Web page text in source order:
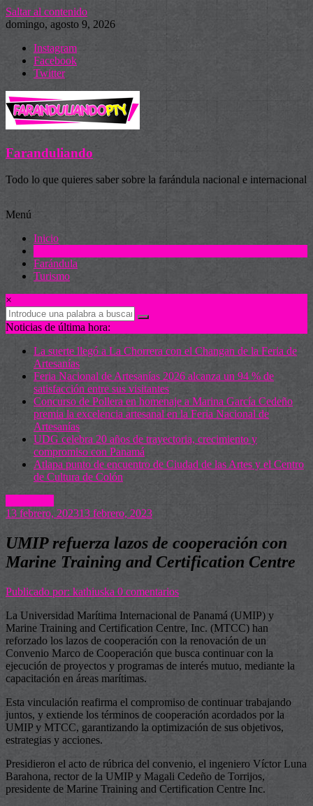
Saltar al contenido
domingo, agosto 9, 2026
Instagram
Facebook
Twitter
Faranduliando
Todo lo que quieres saber sobre la farándula nacional e internacional
Menú
Inicio
Farándula
Turismo
×
Noticias de última hora:
La suerte llegó a La Chorrera con el Changan de la Feria de
Artesanías
Feria Nacional de Artesanías 2026 alcanza un 94 % de
satisfacción entre sus visitantes
Concurso de Pollera en homenaje a Marina García Cedeño
premia la excelencia artesanal en la Feria Nacional de
Artesanías
UDG celebra 20 años de trayectoria, crecimiento y
compromiso con Panamá
Atlapa punto de encuentro de Ciudad de las Artes y el Centro
de Cultura de Colón
13 febrero, 202313 febrero, 2023
UMIP refuerza lazos de cooperación con
Marine Training and Certification Centre
Publicado por: kathiuska 0 comentarios
La Universidad Marítima Internacional de Panamá (UMIP) y
Marine Training and Certification Centre, Inc. (MTCC) han
reforzado los lazos de cooperación con la renovación de un
Convenio Marco de Cooperación que busca continuar con la
ejecución de proyectos y programas de interés mutuo, mediante la
capacitación en áreas marítimas.
Esta vinculación reafirma el compromiso de continuar trabajando
juntos, y extiende los términos de cooperación acordados por la
UMIP y MTCC, garantizando la optimización de sus objetivos,
estrategias y acciones.
Presidieron el acto de rúbrica del convenio, el ingeniero Víctor Luna
Barahona, rector de la UMIP y Magali Cedeño de Torrijos,
presidente de Marine Training and Certification Centre Inc.